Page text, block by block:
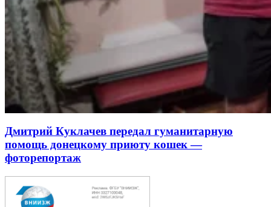
Дмитрий Куклачев передал гуманитарную
помощь донецкому приюту кошек —
фоторепортаж